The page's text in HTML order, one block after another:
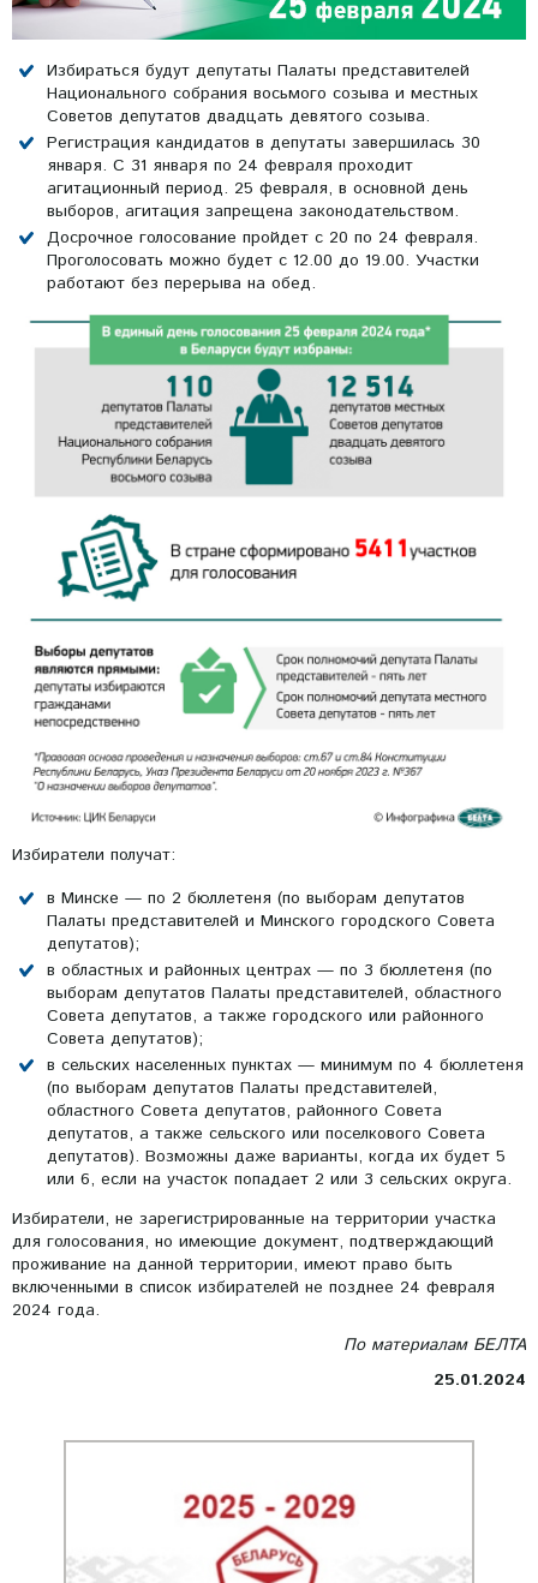
Избираться будут депутаты Палаты представителей
Национального собрания восьмого созыва и местных
Советов депутатов двадцать девятого созыва.
Регистрация кандидатов в депутаты завершилась 30
января. С 31 января по 24 февраля проходит
агитационный период. 25 февраля, в основной день
выборов, агитация запрещена законодательством.
Досрочное голосование пройдет с 20 по 24 февраля.
Проголосовать можно будет с 12.00 до 19.00. Участки
работают без перерыва на обед.
Избиратели получат:
в Минске — по 2 бюллетеня (по выборам депутатов
Палаты представителей и Минского городского Совета
депутатов);
в областных и районных центрах — по 3 бюллетеня (по
выборам депутатов Палаты представителей, областного
Совета депутатов, а также городского или районного
Совета депутатов);
в сельских населенных пунктах — минимум по 4 бюллетеня
(по выборам депутатов Палаты представителей,
областного Совета депутатов, районного Совета
депутатов, а также сельского или поселкового Совета
депутатов). Возможны даже варианты, когда их будет 5
или 6, если на участок попадает 2 или 3 сельских округа.
Избиратели, не зарегистрированные на территории участка
для голосования, но имеющие документ, подтверждающий
проживание на данной территории, имеют право быть
включенными в список избирателей не позднее 24 февраля
2024 года.
По материалам БЕЛТА
25.01.2024